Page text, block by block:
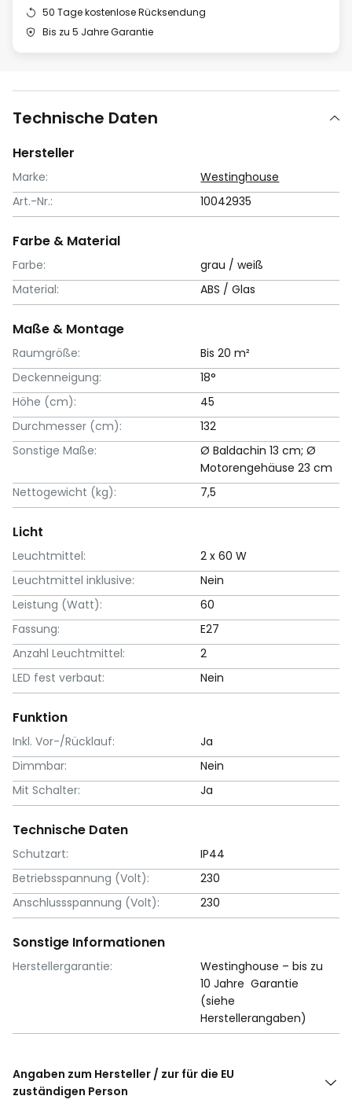
50 Tage kostenlose Rücksendung
Bis zu 5 Jahre Garantie
Technische Daten
Hersteller
Marke:
Westinghouse
Art.-Nr.:
10042935
Farbe & Material
Farbe:
grau / weiß
Material:
ABS / Glas
Maße & Montage
Raumgröße:
Bis 20 m²
Deckenneigung:
18°
Höhe (cm):
45
Durchmesser (cm):
132
Sonstige Maße:
Ø Baldachin 13 cm; Ø
Motorengehäuse 23 cm
Nettogewicht (kg):
7,5
Licht
Leuchtmittel:
2 x 60 W
Leuchtmittel inklusive:
Nein
Leistung (Watt):
60
Fassung:
E27
Anzahl Leuchtmittel:
2
LED fest verbaut:
Nein
Funktion
Inkl. Vor-/Rücklauf:
Ja
Dimmbar:
Nein
Mit Schalter:
Ja
Technische Daten
Schutzart:
IP44
Betriebsspannung (Volt):
230
Anschlussspannung (Volt):
230
Sonstige Informationen
Herstellergarantie:
Westinghouse – bis zu
10 Jahre Garantie
(siehe
Herstellerangaben)
Angaben zum Hersteller / zur für die EU
zuständigen Person